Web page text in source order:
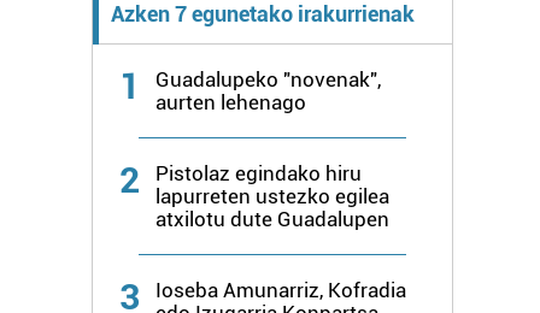
Azken 7 egunetako irakurrienak
1
Guadalupeko "novenak",
aurten lehenago
2
Pistolaz egindako hiru
lapurreten ustezko egilea
atxilotu dute Guadalupen
3
Ioseba Amunarriz, Kofradia